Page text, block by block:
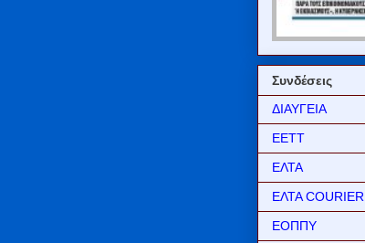
Συνδέσεις
ΔΙΑΥΓΕΙΑ
ΕΕΤΤ
ΕΛΤΑ
ΕΛΤΑ COURIER
ΕΟΠΠΥ